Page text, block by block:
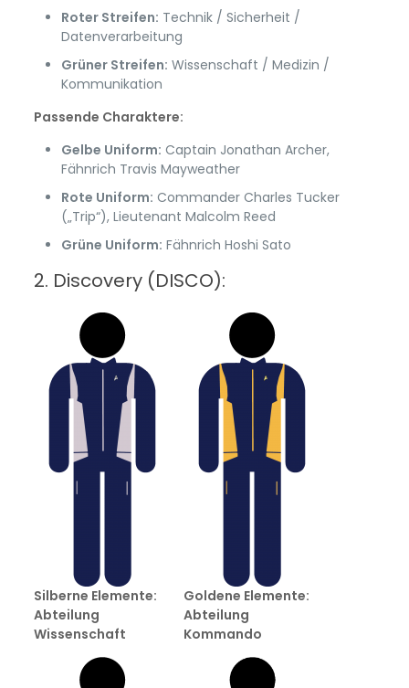
Roter Streifen: Technik / Sicherheit /
Datenverarbeitung
Grüner Streifen: Wissenschaft / Medizin /
Kommunikation
Passende Charaktere:
Gelbe Uniform: Captain Jonathan Archer,
Fähnrich Travis Mayweather
Rote Uniform: Commander Charles Tucker
(„Trip“), Lieutenant Malcolm Reed
Grüne Uniform: Fähnrich Hoshi Sato
2. Discovery (DISCO):
Silberne Elemente:
Abteilung
Wissenschaft
Goldene Elemente:
Abteilung
Kommando